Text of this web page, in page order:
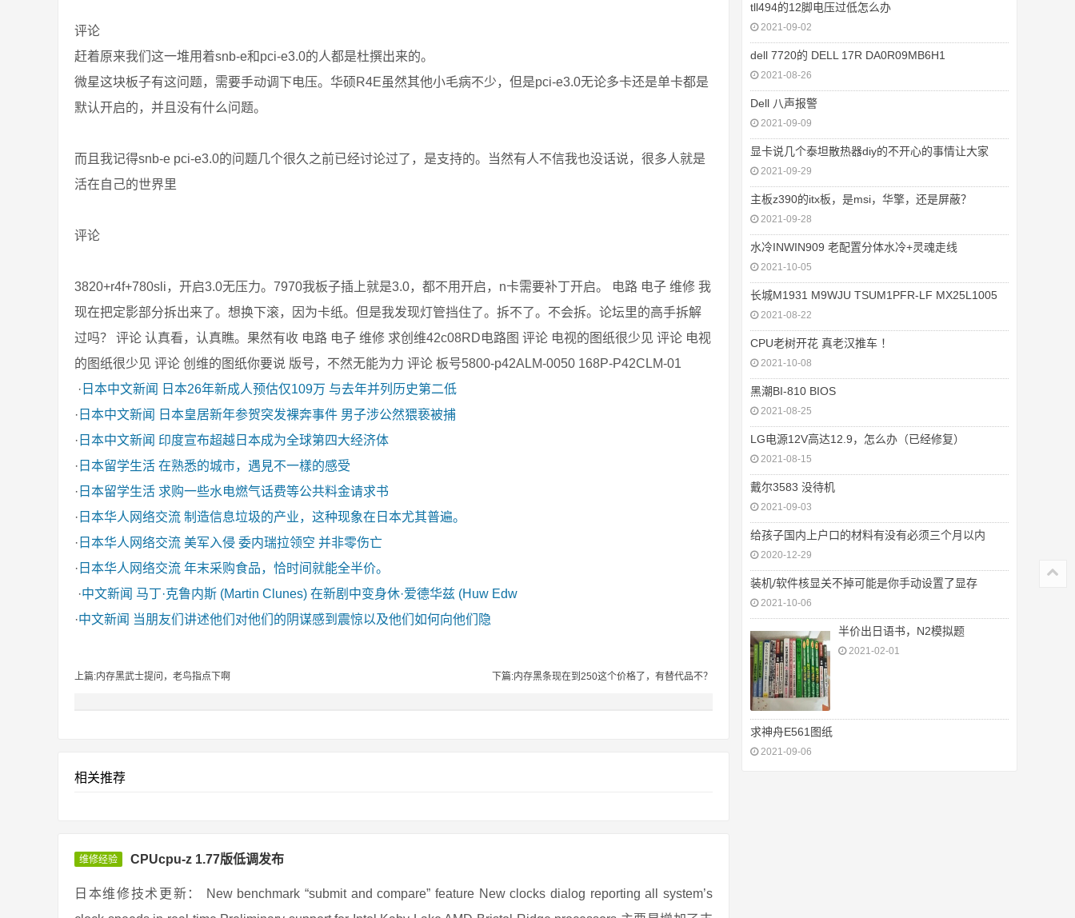
评论
赶着原来我们这一堆用着snb-e和pci-e3.0的人都是杜撰出来的。
微星这块板子有这问题，需要手动调下电压。华硕R4E虽然其他小毛病不少，但是pci-e3.0无论多卡还是单卡都是
默认开启的，并且没有什么问题。
而且我记得snb-e pci-e3.0的问题几个很久之前已经讨论过了，是支持的。当然有人不信我也没话说，很多人就是
活在自己的世界里
评论
3820+r4f+780sli，开启3.0无压力。7970我板子插上就是3.0，都不用开启，n卡需要补丁开启。 电路 电子 维修 我
现在把定影部分拆出来了。想换下滚，因为卡纸。但是我发现灯管挡住了。拆不了。不会拆。论坛里的高手拆解
过吗？ 评论 认真看，认真瞧。果然有收 电路 电子 维修 求创维42c08RD电路图 评论 电视的图纸很少见 评论 电视
的图纸很少见 评论 创维的图纸你要说 版号，不然无能为力 评论 板号5800-p42ALM-0050 168P-P42CLM-01
· 日本中文新闻
日本26年新成人预估仅109万 与去年并列历史第二低
· 日本中文新闻
日本皇居新年参贺突发裸奔事件 男子涉公然猥亵被捕
· 日本中文新闻 印度宣布超越日本成为全球第四大经济体
· 日本留学生活 在熟悉的城市，遇見不一樣的感受
· 日本留学生活 求购一些水电燃气话费等公共料金请求书
· 日本华人网络交流 制造信息垃圾的产业，这种现象在日本尤其普遍。
· 日本华人网络交流 美军入侵 委内瑞拉领空 并非零伤亡
· 日本华人网络交流 年末采购食品，恰时间就能全半价。
·中文新闻 马丁·克鲁内斯 (Martin Clunes) 在新剧中变身休·爱德华兹 (Huw Edw
·中文新闻 当朋友们讲述他们对他们的阴谋感到震惊以及他们如何向他们隐
上篇:内存黑武士提问，老鸟指点下啊 下篇:内存黑条现在到250这个价格了，有替代品不？
相关推荐
维修经验 CPUcpu-z 1.77版低调发布
日本维修技术更新： New benchmark “submit and compare” feature New clocks dialog reporting all system’s
tll494的12脚电压过低怎么办
2021-09-02
dell 7720的 DELL 17R DA0R09MB6H1
2021-08-26
Dell 八声报警
2021-09-09
显卡说几个泰坦散热器diy的不开心的事情让大家
2021-09-29
主板z390的itx板，是msi，华擎，还是屏蔽？
2021-09-28
水冷INWIN909 老配置分体水冷+灵魂走线
2021-10-05
长城M1931 M9WJU TSUM1PFR-LF MX25L1005
2021-08-22
CPU老树开花 真老汉推车 ！
2021-10-08
黑潮BI-810 BIOS
2021-08-25
LG电源12V高达12.9，怎么办（已经修复）
2021-08-15
戴尔3583 没待机
2021-09-03
给孩子国内上户口的材料有没有必须三个月以内
2020-12-29
装机/软件核显关不掉可能是你手动设置了显存
2021-10-06
半价出日语书，N2模拟题
2021-02-01
求神舟E561图纸
2021-09-06